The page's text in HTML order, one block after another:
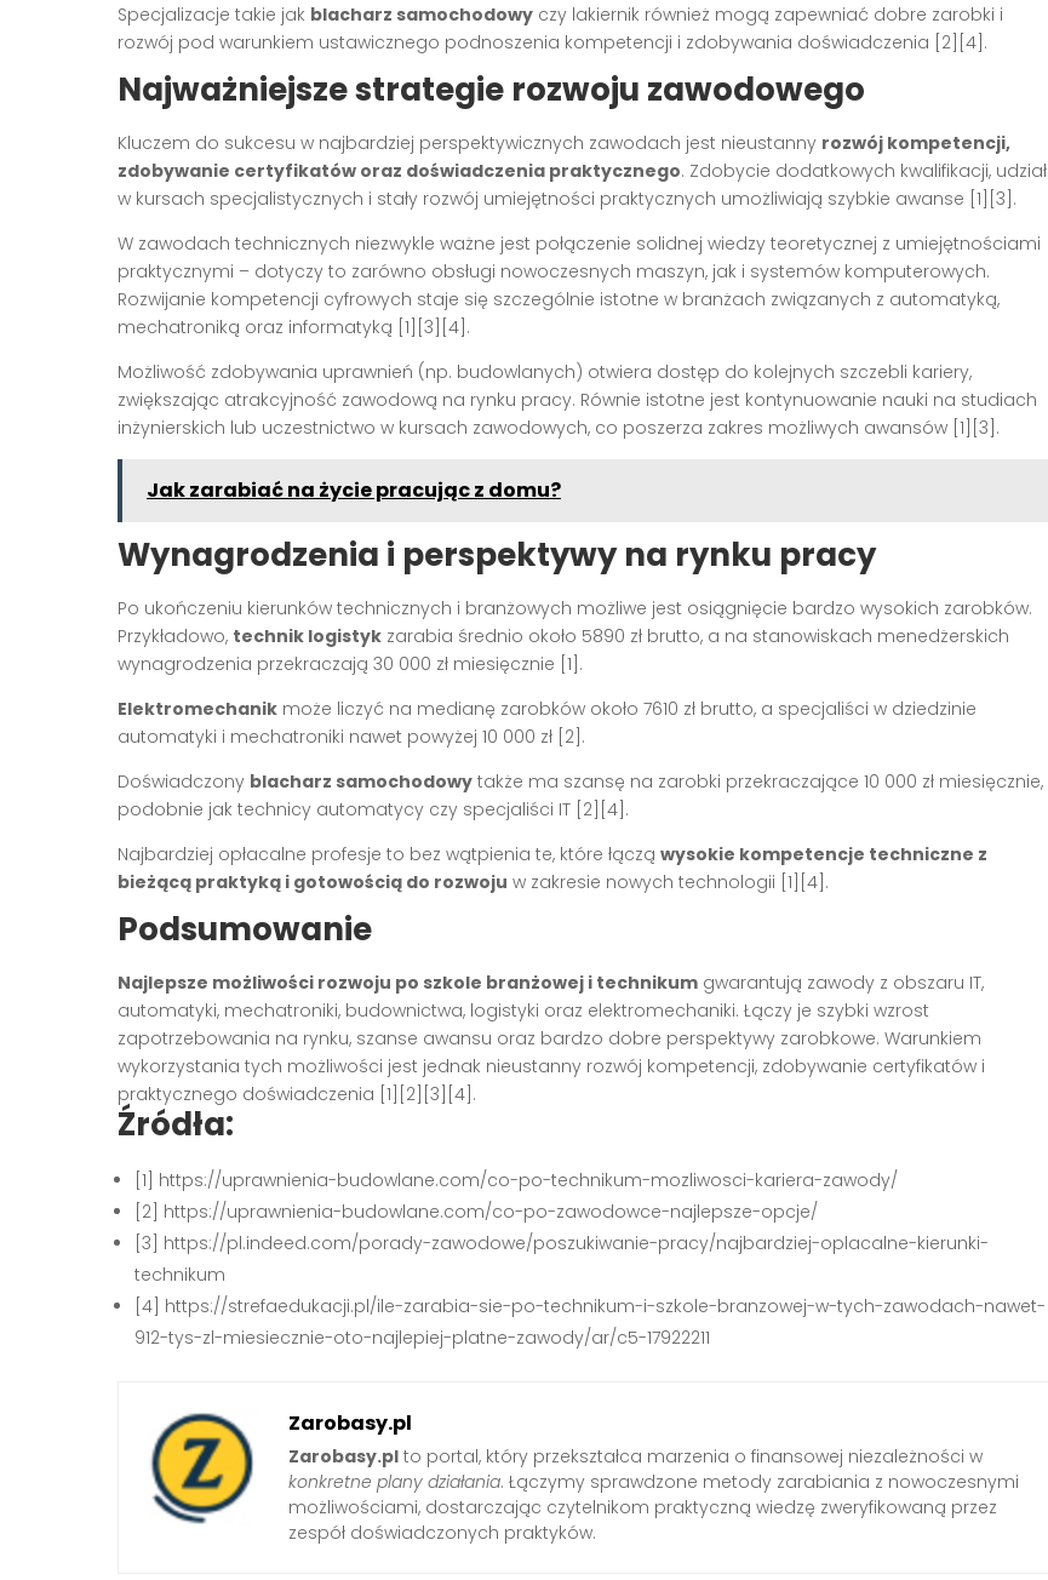
Specjalizacje takie jak blacharz samochodowy czy lakiernik również mogą zapewniać dobre zarobki i
rozwój pod warunkiem ustawicznego podnoszenia kompetencji i zdobywania doświadczenia [2][4] .
Najważniejsze strategie rozwoju zawodowego
Kluczem do sukcesu w najbardziej perspektywicznych zawodach jest nieustanny rozwój kompetencji,
zdobywanie certyfikatów oraz doświadczenia praktycznego. Zdobycie dodatkowych kwalifikacji, udział
w kursach specjalistycznych i stały rozwój umiejętności praktycznych umożliwiają szybkie awanse [1][3] .
W zawodach technicznych niezwykle ważne jest połączenie solidnej wiedzy teoretycznej z umiejętnościami
praktycznymi – dotyczy to zarówno obsługi nowoczesnych maszyn, jak i systemów komputerowych.
Rozwijanie kompetencji cyfrowych staje się szczególnie istotne w branżach związanych z automatyką,
mechatroniką oraz informatyką [1][3][4] .
Możliwość zdobywania uprawnień (np. budowlanych) otwiera dostęp do kolejnych szczebli kariery,
zwiększając atrakcyjność zawodową na rynku pracy. Równie istotne jest kontynuowanie nauki na studiach
inżynierskich lub uczestnictwo w kursach zawodowych, co poszerza zakres możliwych awansów [1][3] .
Jak zarabiać na życie pracując z domu?
Wynagrodzenia i perspektywy na rynku pracy
Po ukończeniu kierunków technicznych i branżowych możliwe jest osiągnięcie bardzo wysokich zarobków.
Przykładowo, technik logistyk zarabia średnio około 5890 zł brutto, a na stanowiskach menedżerskich
wynagrodzenia przekraczają 30 000 zł miesięcznie [1] .
Elektromechanik może liczyć na medianę zarobków około 7610 zł brutto, a specjaliści w dziedzinie
automatyki i mechatroniki nawet powyżej 10 000 zł [2] .
Doświadczony blacharz samochodowy także ma szansę na zarobki przekraczające 10 000 zł miesięcznie,
podobnie jak technicy automatycy czy specjaliści IT [2][4] .
Najbardziej opłacalne profesje to bez wątpienia te, które łączą wysokie kompetencje techniczne z
bieżącą praktyką i gotowością do rozwoju w zakresie nowych technologii [1][4] .
Podsumowanie
Najlepsze możliwości rozwoju po szkole branżowej i technikum gwarantują zawody z obszaru IT,
automatyki, mechatroniki, budownictwa, logistyki oraz elektromechaniki. Łączy je szybki wzrost
zapotrzebowania na rynku, szanse awansu oraz bardzo dobre perspektywy zarobkowe. Warunkiem
wykorzystania tych możliwości jest jednak nieustanny rozwój kompetencji, zdobywanie certyfikatów i
praktycznego doświadczenia [1][2][3][4] .
Źródła:
[1] https://uprawnienia-budowlane.com/co-po-technikum-mozliwosci-kariera-zawody/
[2] https://uprawnienia-budowlane.com/co-po-zawodowce-najlepsze-opcje/
[3] https://pl.indeed.com/porady-zawodowe/poszukiwanie-pracy/najbardziej-oplacalne-kierunki-
technikum
[4] https://strefaedukacji.pl/ile-zarabia-sie-po-technikum-i-szkole-branzowej-w-tych-zawodach-nawet-
912-tys-zl-miesiecznie-oto-najlepiej-platne-zawody/ar/c5-17922211
Zarobasy.pl
Zarobasy.pl to portal, który przekształca marzenia o finansowej niezależności w
konkretne plany działania. Łączymy sprawdzone metody zarabiania z nowoczesnymi
możliwościami, dostarczając czytelnikom praktyczną wiedzę zweryfikowaną przez
zespół doświadczonych praktyków.